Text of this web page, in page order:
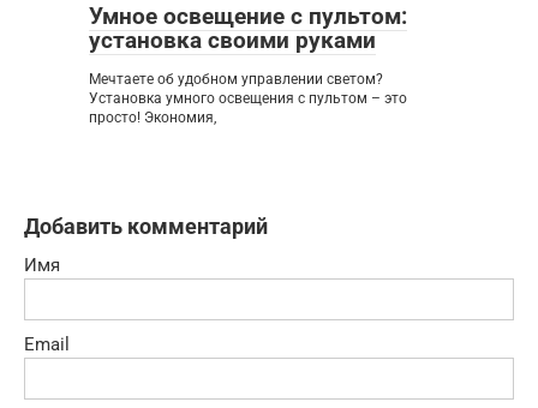
Умное освещение с пультом:
установка своими руками
Мечтаете об удобном управлении светом?
Установка умного освещения с пультом – это
просто! Экономия,
Добавить комментарий
Имя
Email